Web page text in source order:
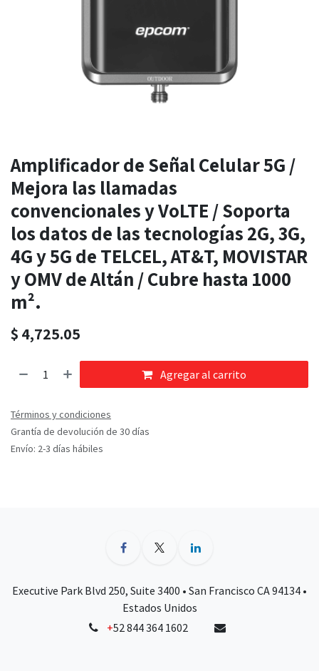
Amplificador de Señal Celular 5G /
Mejora las llamadas
convencionales y VoLTE / Soporta
los datos de las tecnologías 2G, 3G,
4G y 5G de TELCEL, AT&T, MOVISTAR
y OMV de Altán / Cubre hasta 1000
m².
$ 4,725.05
Agregar al carrito
Términos y condiciones
Grantía de devolución de 30 días
Envío: 2-3 días hábiles
Executive Park Blvd 250, Suite 3400 • San Francisco CA 94134 •
Estados Unidos
+52 844 364 1602